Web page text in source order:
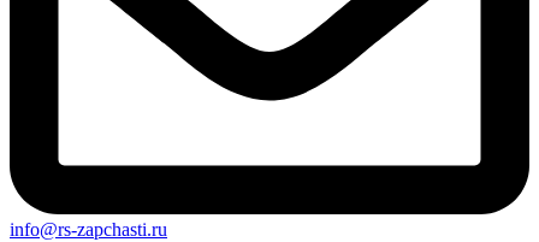
info@rs-zapchasti.ru